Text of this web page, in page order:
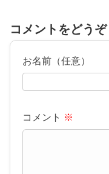
コメントをどうぞ
お名前（任意）
コメント ※